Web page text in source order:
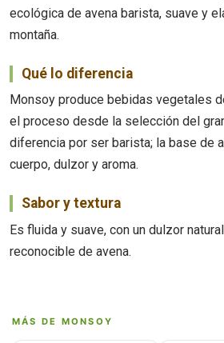
ecológica de avena barista, suave y
montaña.
Qué lo diferencia
Monsoy produce bebidas vegetales
el proceso desde la selección del
diferencia por ser barista; la base de
cuerpo, dulzor y aroma.
Sabor y textura
Es fluida y suave, con un dulzor
reconocible de avena.
MÁS DE MONSOY